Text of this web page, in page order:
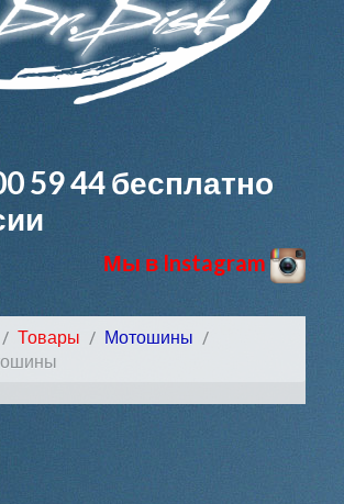
59 44бесплатно
Мы в Instagram
Товары
Мотошины